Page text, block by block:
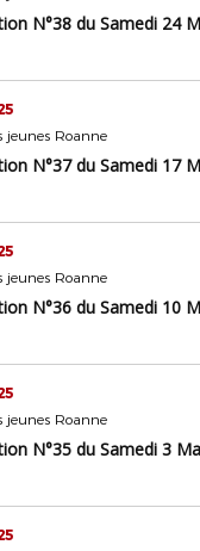
N°38 du Samedi 24
jeunes Roanne
N°37 du Samedi 17
jeunes Roanne
N°36 du Samedi 10
jeunes Roanne
N°35 du Samedi 3